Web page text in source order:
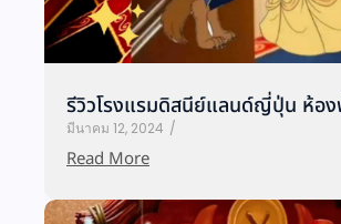
รีวิวโรงแรมดิสนีย์แลนด์ญี่ปุ่น ห้อง
มีนาคม 12, 2024 /
Read More